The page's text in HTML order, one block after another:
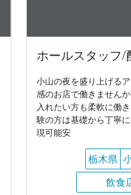
ホールスタッフ/
小山の夜を盛り上げる
感のお店で働きません
入れたい方も柔軟に働
験の方は基礎から丁寧
現可能安
栃木県
飲食